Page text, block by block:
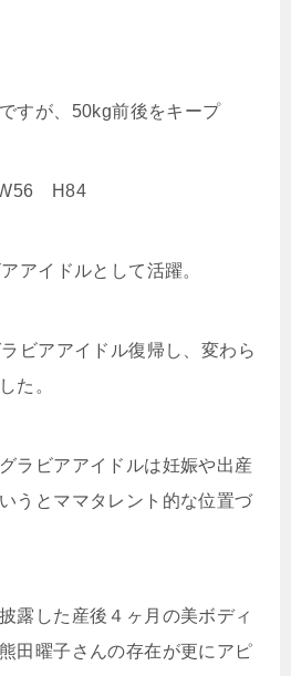
、50kg前後をキープ
H84
アイドルとして活躍。
ビアアイドル復帰し、変わら
た。
ラビアアイドルは妊娠や出産
うとママタレント的な位置づ
露した産後４ヶ月の美ボディ
田曜子さんの存在が更にアピ